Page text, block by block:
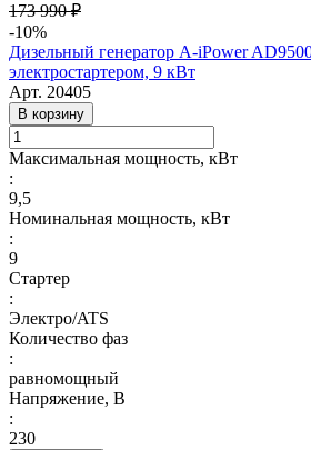
173 990 ₽
-10%
Дизельный генератор A-iPower
электростартером, 9 кВт
Арт. 20405
В корзину
Максимальная мощность, кВт
:
9,5
Номинальная мощность, кВт
:
9
Стартер
:
Электро/ATS
Количество фаз
:
равномощный
Напряжение, В
:
230